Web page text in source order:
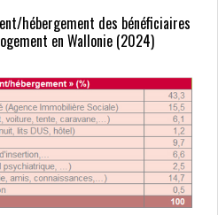
hébergement des bénéficiaires
en Wallonie (2024)